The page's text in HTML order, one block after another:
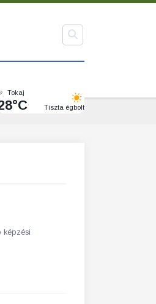
Tokaj
Tiszta égbolt
képzési